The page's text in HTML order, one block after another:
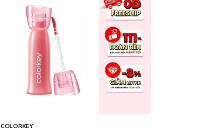
COLORKEY